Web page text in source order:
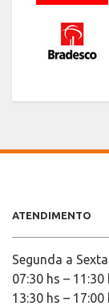
ATENDIMENTO
Segunda a Sexta
07:30 hs – 11:30
13:30 hs – 17:00